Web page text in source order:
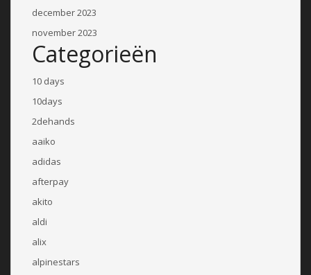
december 2023
november 2023
Categorieën
10 days
10days
2dehands
aaiko
adidas
afterpay
akito
aldi
alix
alpinestars